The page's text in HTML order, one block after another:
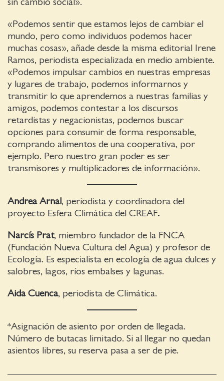
sin cambio social».
«Podemos sentir que estamos lejos de cambiar el
mundo, pero como individuos podemos hacer
muchas cosas», añade desde la misma editorial Irene
Ramos, periodista especializada en medio ambiente.
«Podemos impulsar cambios en nuestras empresas
y lugares de trabajo, podemos informarnos y
transmitir lo que aprendemos a nuestras familias y
amigos, podemos contestar a los discursos
retardistas y negacionistas, podemos buscar
opciones para consumir de forma responsable,
comprando alimentos de una cooperativa, por
ejemplo. Pero nuestro gran poder es ser
transmisores y multiplicadores de información».
Andrea Arnal , periodista y coordinadora del
proyecto Esfera Climática del CREAF.
Narcís Prat, miembro fundador de la FNCA
(Fundación Nueva Cultura del Agua) y profesor de
Ecología. Es especialista en ecología de agua dulces y
salobres, lagos, ríos embalses y lagunas.
Aida Cuenca, periodista de Climática.
*Asignación de asiento por orden de llegada.
Número de butacas limitado. Si al llegar no quedan
asientos libres, su reserva pasa a ser de pie.